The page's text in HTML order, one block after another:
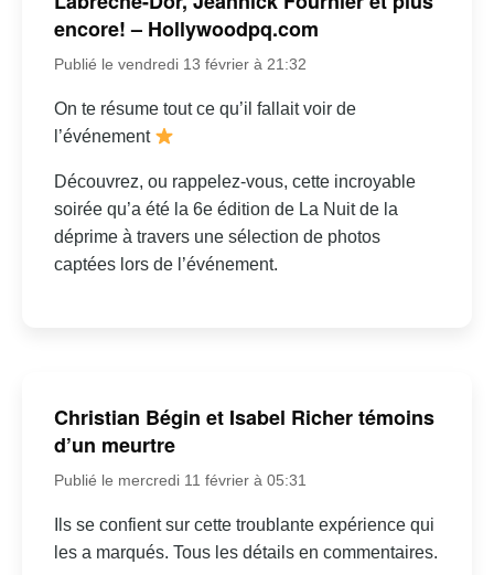
encore! – Hollywoodpq.com
Publié le vendredi 13 février à 21:32
On te résume tout ce qu’il fallait voir de
l’événement
Découvrez, ou rappelez-vous, cette incroyable
soirée qu’a été la 6e édition de La Nuit de la
déprime à travers une sélection de photos
captées lors de l’événement.
Christian Bégin et Isabel Richer témoins
d’un meurtre
Publié le mercredi 11 février à 05:31
Ils se confient sur cette troublante expérience qui
les a marqués. Tous les détails en commentaires.